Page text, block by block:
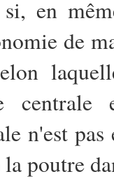
en
de
n'est
poutre